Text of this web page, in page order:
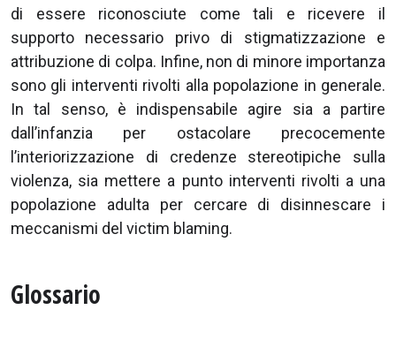
di essere riconosciute come tali e ricevere il
supporto necessario privo di stigmatizzazione e
attribuzione di colpa. Infine, non di minore importanza
sono gli interventi rivolti alla popolazione in generale.
In tal senso, è indispensabile agire sia a partire
dall’infanzia per ostacolare precocemente
l’interiorizzazione di credenze stereotipiche sulla
violenza, sia mettere a punto interventi rivolti a una
popolazione adulta per cercare di disinnescare i
meccanismi del victim blaming.
Glossario